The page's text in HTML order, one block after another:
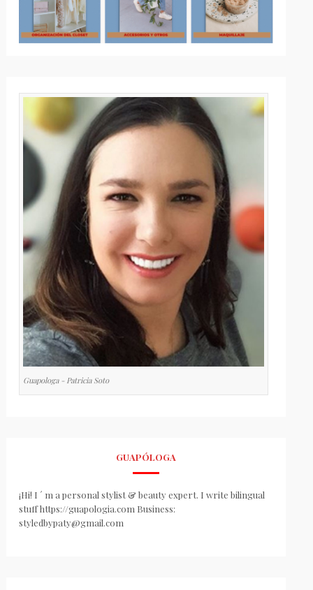
Guapologa - Patricia Soto
GUAPÓLOGA
¡Hi! I ´ m a personal stylist & beauty expert. I write bilingual
stuff https://guapologia.com Business:
styledbypaty@gmail.com